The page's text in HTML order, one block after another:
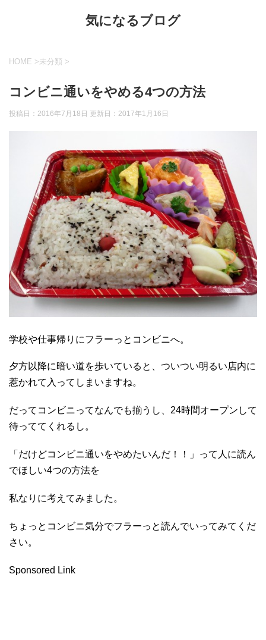
気になるブログ
HOME >未分類 >
コンビニ通いをやめる4つの方法
投稿日：2016年7月18日 更新日： 2017年1月16日
学校や仕事帰りにフラーっとコンビニへ。
夕方以降に暗い道を歩いていると、ついつい明るい店内に
惹かれて入ってしまいますね。
だってコンビニってなんでも揃うし、24時間オープンして
待っててくれるし。
「だけどコンビニ通いをやめたいんだ！！」って人に読ん
でほしい4つの方法を
私なりに考えてみました。
ちょっとコンビニ気分でフラーっと読んでいってみてくだ
さい。
Sponsored Link